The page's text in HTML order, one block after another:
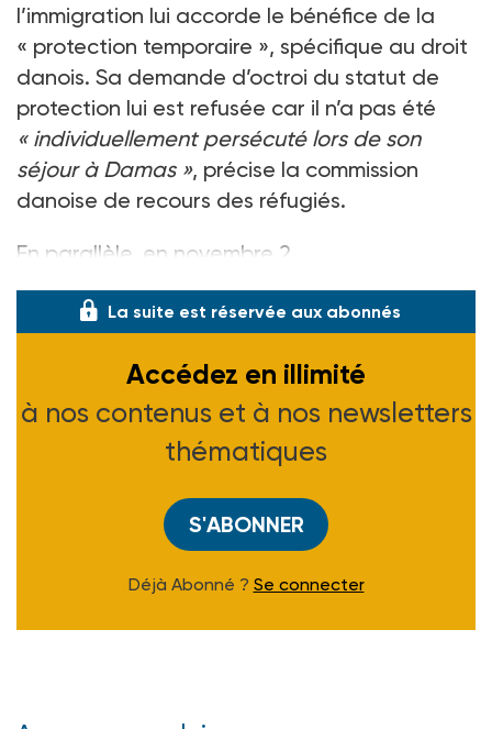
l’immigration lui accorde le bénéfice de la
« protection temporaire », spécifique au droit
danois. Sa demande d’octroi du statut de
protection lui est refusée car il n’a pas été
« individuellement persécuté lors de son
séjour à Damas », précise la commission
danoise de recours des réfugiés.
En parallèle, en novembre 2
La suite est réservée aux abonnés
Accédez en illimité
à nos contenus et à nos newsletters
thématiques
S'ABONNER
Déjà Abonné ? Se connecter